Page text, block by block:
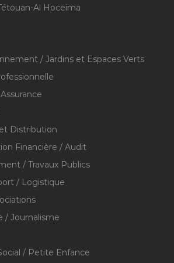
Al Hoceïma
/ Jardins et Espaces Verts
Distribution
Financière / Audit
/ Travaux Publics
/ Logistique
/ Journalisme
/ Petite Enfance